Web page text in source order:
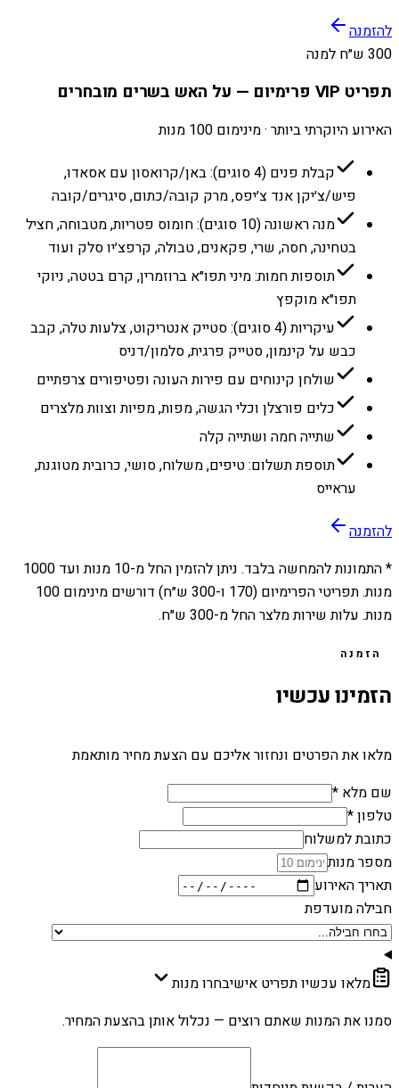
להזמנה
300 ש״ח למנה
תפריט VIP פרימיום — על האש בשרים מובחרים
האירוע היוקרתי ביותר · מינימום 100 מנות
קבלת פנים (4 סוגים): באן/קרואסון עם אסאדו,
פיש/צ׳יקן אנד צ׳יפס, מרק קובה/כתום, סיגרים/קובה
מנה ראשונה (10 סוגים): חומוס פטריות, מטבוחה, חציל
בטחינה, חסה, שרי, פקאנים, טבולה, קרפצ׳יו סלק ועוד
תוספות חמות: מיני תפו״א ברוזמרין, קרם בטטה, ניוקי
תפו״א מוקפץ
עיקריות (4 סוגים): סטייק אנטריקוט, צלעות טלה, קבב
כבש על קינמון, סטייק פרגית, סלמון/דניס
שולחן קינוחים עם פירות העונה ופטיפורים צרפתיים
כלים פורצלן וכלי הגשה, מפות, מפיות וצוות מלצרים
שתייה חמה ושתייה קלה
תוספת תשלום: טיפים, משלוח, סושי, כרובית מטוגנת,
עראייס
להזמנה
* התמונות להמחשה בלבד. ניתן להזמין החל מ-10 מנות ועד 1000
מנות. תפריטי הפרימיום (170 ו-300 ש״ח) דורשים מינימום 100
מנות. עלות שירות מלצר החל מ-300 ש״ח.
הזמנה
הזמינו עכשיו
מלאו את הפרטים ונחזור אליכם עם הצעת מחיר מותאמת
שם מלא *
טלפון *
כתובת למשלוח
מספר מנות
תאריך האירוע
חבילה מועדפת
מלאו עכשיו תפריט אישיבחרו מנות
סמנו את המנות שאתם רוצים — נכלול אותן בהצעת המחיר.